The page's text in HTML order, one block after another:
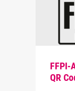
FFPI-
QR